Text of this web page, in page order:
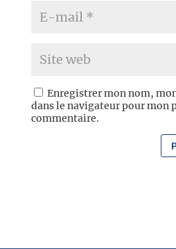
Enregistrer mon nom,
dans le navigateur pour mon
commentaire.